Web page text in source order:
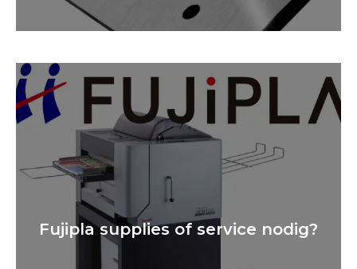
Fujipla supplies of service nodig?